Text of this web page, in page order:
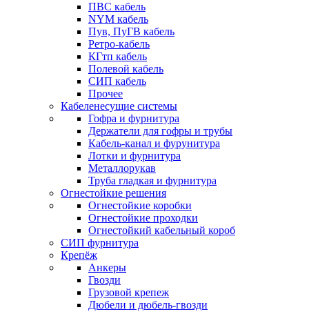
ПВС кабель
NYM кабель
Пув, ПуГВ кабель
Ретро-кабель
КГтп кабель
Полевой кабель
СИП кабель
Прочее
Кабеленесущие системы
Гофра и фурнитура
Держатели для гофры и трубы
Кабель-канал и фурунитура
Лотки и фурнитура
Металлорукав
Труба гладкая и фурнитура
Огнестойкие решения
Огнестойкие коробки
Огнестойкие проходки
Огнестойкий кабельный короб
СИП фурнитура
Крепёж
Анкеры
Гвозди
Грузовой крепеж
Дюбели и дюбель-гвозди